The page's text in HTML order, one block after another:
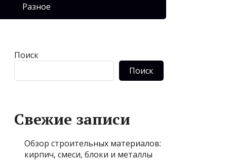
Разное
Поиск
Поиск
Свежие записи
Обзор строительных материалов:
кирпич, смеси, блоки и металлы